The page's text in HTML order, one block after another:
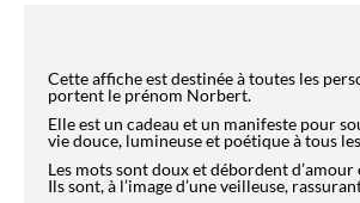
Cette affiche est destinée à toutes les
portent le prénom Norbert.
Elle est un cadeau et un manifeste pour
vie douce, lumineuse et poétique à tous
Les mots sont doux et débordent d’amour
Ils sont, à l’image d’une veilleuse,